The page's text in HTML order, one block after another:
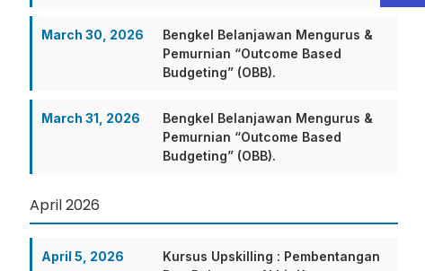
March 30, 2026
Bengkel Belanjawan Mengurus &
Pemurnian “Outcome Based
Budgeting” (OBB).
March 31, 2026
Bengkel Belanjawan Mengurus &
Pemurnian “Outcome Based
Budgeting” (OBB).
April 2026
April 5, 2026
Kursus Upskilling : Pembentangan